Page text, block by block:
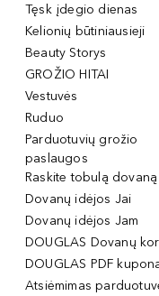
Tęsk įdegio dienas
Kelionių būtiniausieji
Beauty Storys
GROŽIO HITAI
Vestuvės
Ruduo
Parduotuvių grožio
paslaugos
Raskite tobulą dovaną
Dovanų idėjos Jai
Dovanų idėjos Jam
DOUGLAS Dovanų
DOUGLAS PDF
Atsiėmimas